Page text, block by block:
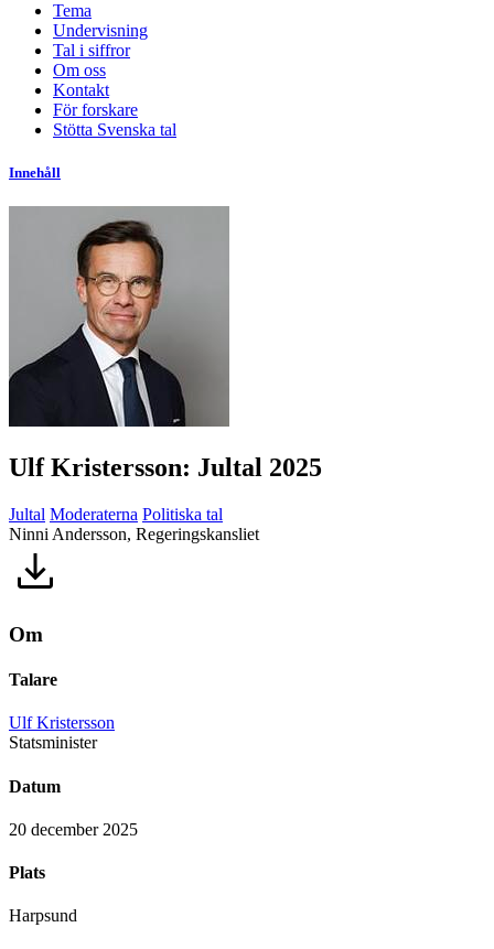
Tema
Undervisning
Tal i siffror
Om oss
Kontakt
För forskare
Stötta Svenska tal
Innehåll
Ulf Kristersson: Jultal 2025
Jultal Moderaterna Politiska tal
Ninni Andersson, Regeringskansliet
Om
Talare
Ulf Kristersson
Statsminister
Datum
20 december 2025
Plats
Harpsund